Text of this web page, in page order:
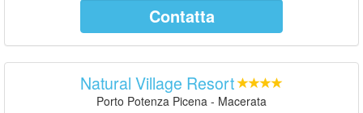
Contatta
Natural Village Resort
Porto Potenza Picena - Macerata